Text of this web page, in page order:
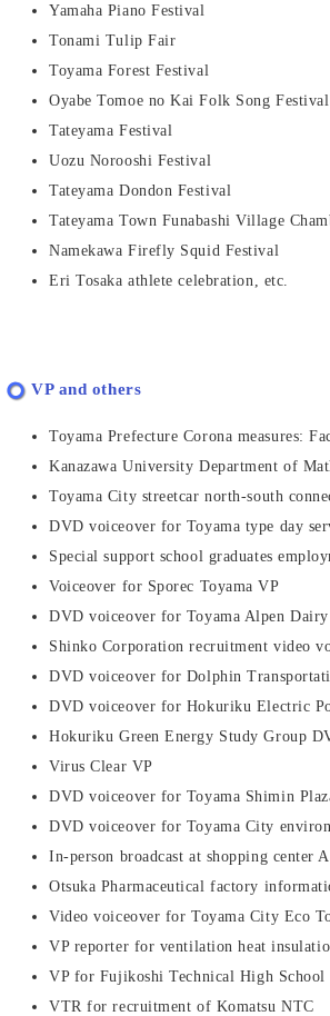
Yamaha Piano Festival
Tonami Tulip Fair
Toyama Forest Festival
Oyabe Tomoe no Kai Folk Song Festival
Tateyama Festival
Uozu Norooshi Festival
Tateyama Dondon Festival
Tateyama Town Funabashi Village
Namekawa Firefly Squid Festival
Eri Tosaka athlete celebration, etc.
VP and others
Toyama Prefecture Corona measures:
Kanazawa University Department of
Toyama City streetcar north-south
DVD voiceover for Toyama type day
Special support school graduates
Voiceover for Sporec Toyama VP
DVD voiceover for Toyama Alpen Dairy
Shinko Corporation recruitment video
DVD voiceover for Dolphin
DVD voiceover for Hokuriku Electric
Hokuriku Green Energy Study Group
Virus Clear VP
DVD voiceover for Toyama Shimin
DVD voiceover for Toyama City
In-person broadcast at shopping center
Otsuka Pharmaceutical factory
Video voiceover for Toyama City Eco
VP reporter for ventilation heat
VP for Fujikoshi Technical High School
VTR for recruitment of Komatsu NTC